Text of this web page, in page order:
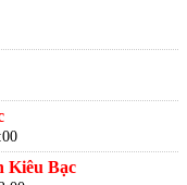
Kiêu Bạc